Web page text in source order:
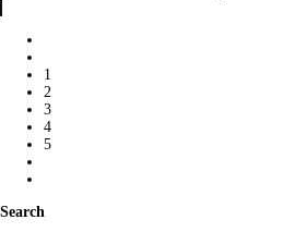
1
2
3
4
5
Search